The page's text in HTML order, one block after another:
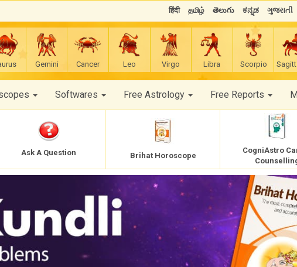
हिंदी தமிழ் తెలుగు ಕನ್ನಡ ગુજરાતી
Gemini Cancer Leo Virgo Libra Scorpio
Softwares Free Astrology Free Reports
Ask A Question Brihat Horoscope
CogniAstro